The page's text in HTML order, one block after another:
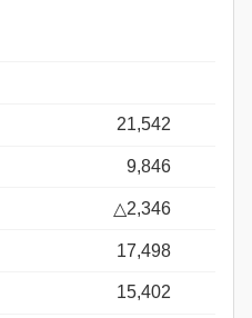
21,542
9,846
△2,346
17,498
15,402